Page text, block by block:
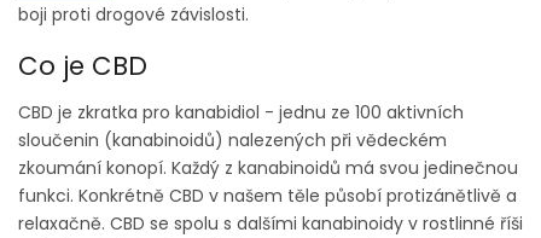
boji proti drogové závislosti.
Co je CBD
CBD je zkratka pro kanabidiol - jednu ze 100 aktivních
sloučenin (kanabinoidů) nalezených při vědeckém
zkoumání konopí. Každý z kanabinoidů má svou jedinečnou
funkci. Konkrétně CBD v našem těle působí protizánětlivě a
relaxačně. CBD se spolu s dalšími kanabinoidy v rostlinné říši